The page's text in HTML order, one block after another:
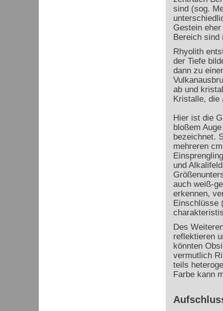
sind (sog.
Gestein
Bereich sind
Rhyolith
der Tiefe
dann zu
ab und
Kristalle, die
Hier ist die
bloßem
bezeichnet.
mehreren
und
auch weiß-
erkennen,
Einschlüsse
Des
reflektieren
könnten
vermutlich
teils
Farbe kann